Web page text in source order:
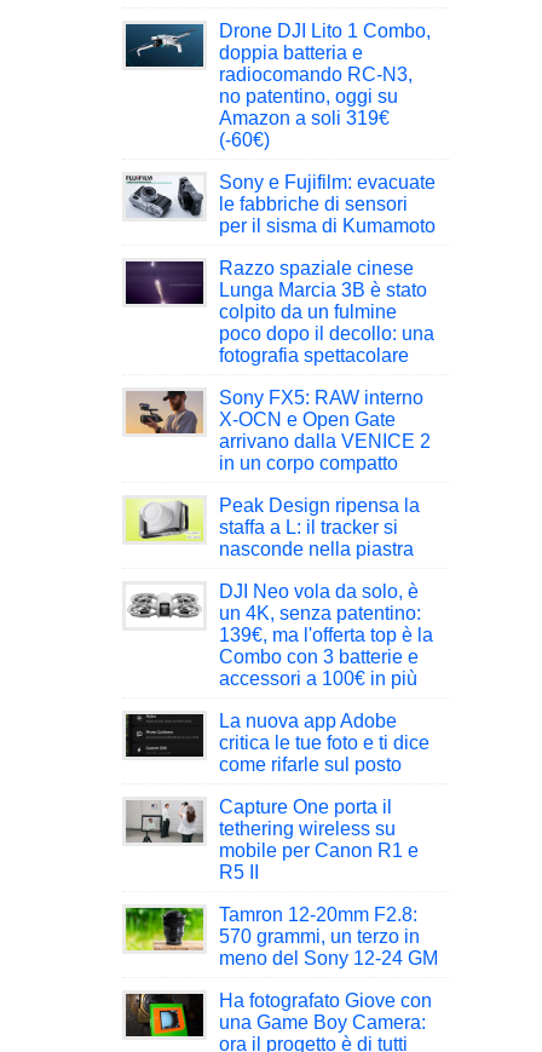
Drone DJI Lito 1 Combo,
doppia batteria e
radiocomando RC-N3,
no patentino, oggi su
Amazon a soli 319€
(-60€)
Sony e Fujifilm: evacuate
le fabbriche di sensori
per il sisma di Kumamoto
Razzo spaziale cinese
Lunga Marcia 3B è stato
colpito da un fulmine
poco dopo il decollo: una
fotografia spettacolare
Sony FX5: RAW interno
X-OCN e Open Gate
arrivano dalla VENICE 2
in un corpo compatto
Peak Design ripensa la
staffa a L: il tracker si
nasconde nella piastra
DJI Neo vola da solo, è
un 4K, senza patentino:
139€, ma l'offerta top è la
Combo con 3 batterie e
accessori a 100€ in più
La nuova app Adobe
critica le tue foto e ti dice
come rifarle sul posto
Capture One porta il
tethering wireless su
mobile per Canon R1 e
R5 II
Tamron 12-20mm F2.8:
570 grammi, un terzo in
meno del Sony 12-24 GM
Ha fotografato Giove con
una Game Boy Camera:
ora il progetto è di tutti